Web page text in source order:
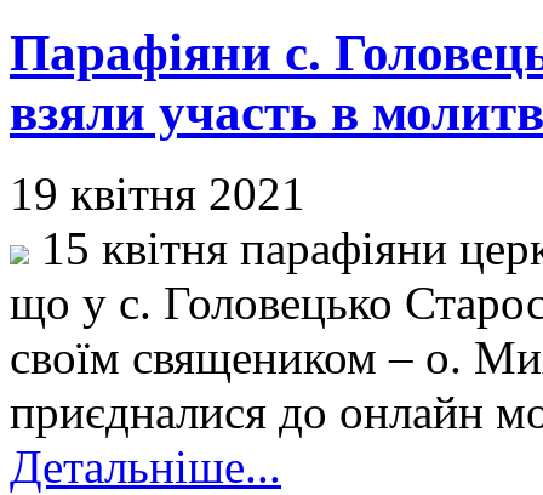
Парафіяни с.
взяли участь в
19 квітня 2021
15 квітня парафіяни
що у с. Головецько
своїм священиком – о.
приєдналися до онлайн
Детальніше...